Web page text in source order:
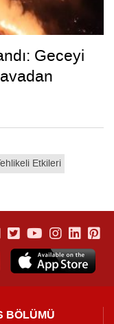
Etkileri
Geceyi
BÖLÜMÜ